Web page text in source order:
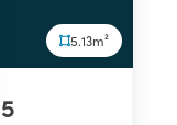
5.13m²